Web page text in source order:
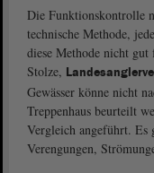
Die Funktionskontrolle
technische Methode,
diese Methode nicht
Stolze,
Gewässer könne nicht
Treppenhaus beurteilt
Vergleich angeführt. Es
Verengungen,